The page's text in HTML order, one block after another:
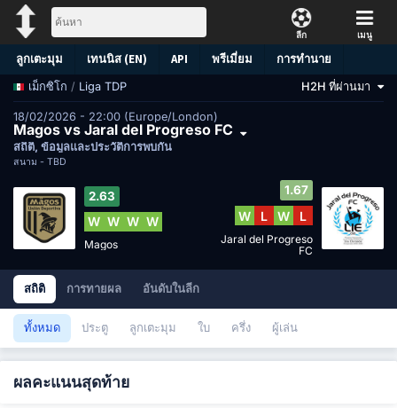
ลีก เมนู
ลูกเตะมุม เทนนิส (EN) API พรีเมี่ยม การทำนาย
เม็กซิโก / Liga TDP H2H ที่ผ่านมา
18/02/2026 - 22:00 (Europe/London)
Magos vs Jaral del Progreso FC
สถิติ, ข้อมูลและประวัติการพบกัน
สนาม - TBD
2.63
W W W W
Magos
1.67
W L W L
Jaral del Progreso
FC
สถิติ การทายผล อันดับในลีก
ทั้งหมด ประตู ลูกเตะมุม ใบ ครึ่ง ผู้เล่น
ผลคะแนนสุดท้าย